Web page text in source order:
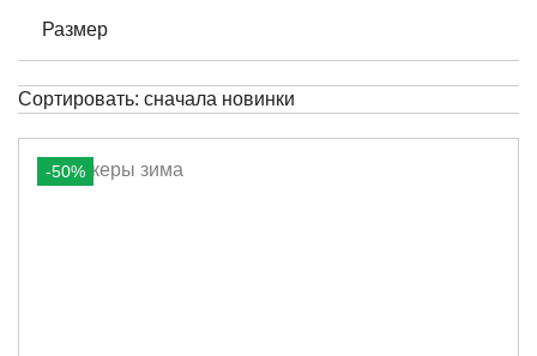
Размер
Сортировать: сначала новинки
-50%